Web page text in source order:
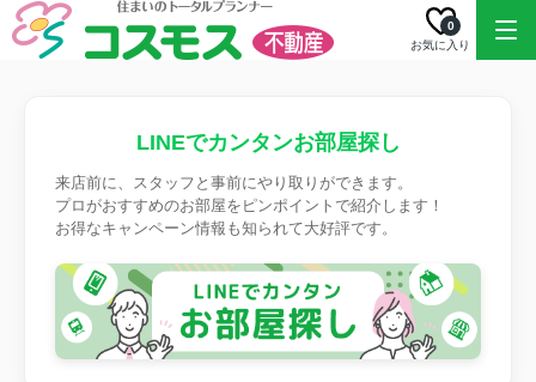
お気に入り
0
LINEでカンタンお部屋探し
来店前に、スタッフと事前にやり取りができます。
プロがおすすめのお部屋をピンポイントで紹介します！
お得なキャンペーン情報も知られて大好評です。